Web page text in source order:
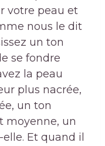
votre peau et
nous le dit
un ton
se fondre
la peau
plus nacrée,
un ton
moyenne, un
Et quand il